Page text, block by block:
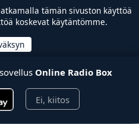
tämän sivuston käyttöä
koskevat käytäntömme.
Online Radio Box
Ei, kiitos